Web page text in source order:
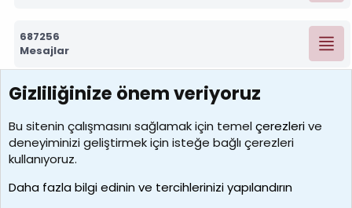
687256
Mesajlar
7388
Kullanıcılar
borabekirogluu
Son üye
Gizliliğinize önem veriyoruz
Bu sitenin çalışmasını sağlamak için temelçerezlerive
deneyiminizi geliştirmek için isteğe bağlı çerezleri
kullanıyoruz.
Daha fazla bilgi edinin ve tercihlerinizi yapılandırın